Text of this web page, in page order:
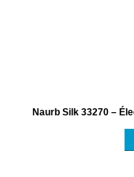
Brosses
Naurb Silk 33270 –